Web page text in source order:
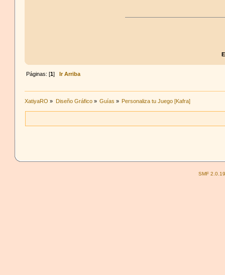
Páginas: [1] Ir Arriba
XatiyaRO » Diseño Gráfico» Guías » Personaliza tu Juego [Kafra]
SMF 2.0.19